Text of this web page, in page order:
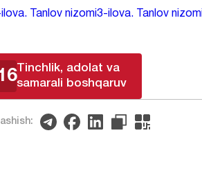
Tanlov nizomi3-ilova. Tanlov nizomi
Tinchlik, adolat va
samarali boshqaruv